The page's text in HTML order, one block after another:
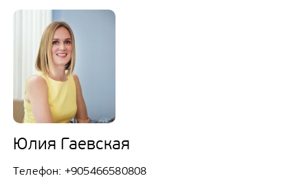
Юлия Гаевская
Телефон: +905466580808